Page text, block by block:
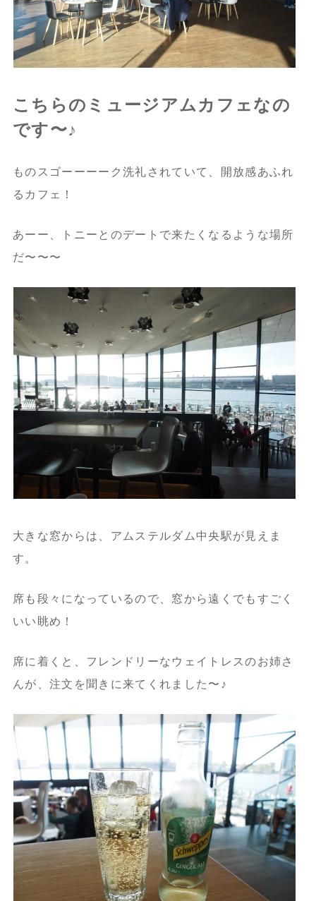
こちらのミュージアムカフェなの
です〜♪
ものスゴーーーーク洗礼されていて、開放感あふれ
るカフェ！
あーー、トニーとのデートで来たくなるような場所
だ〜〜〜
大きな窓からは、アムステルダム中央駅が見えま
す。
席も段々になっているので、窓から遠くでもすごく
いい眺め！
席に着くと、フレンドリーなウェイトレスのお姉さ
んが、注文を聞きに来てくれました〜♪